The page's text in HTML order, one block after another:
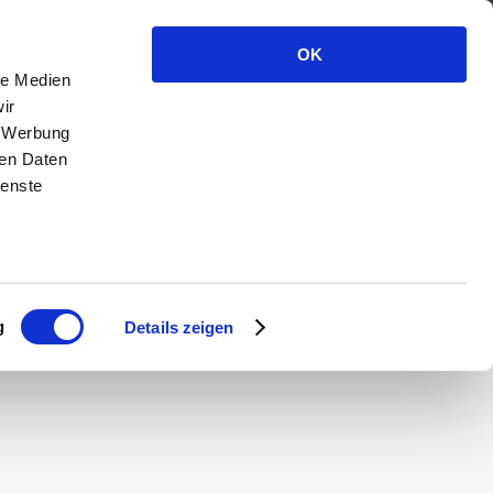
Medien
Daten
Details zeigen
OK
LEISTUNGEN / KURSE / PREISE